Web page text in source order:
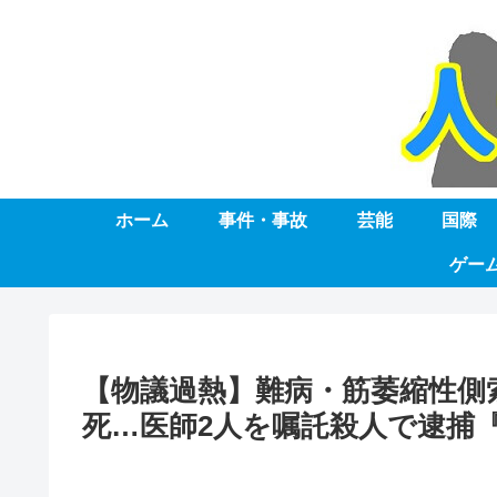
ホーム 事件・事故 芸能 国際
ゲー
【物議過熱】難病・筋萎縮性
死…医師2人を嘱託殺人で逮捕